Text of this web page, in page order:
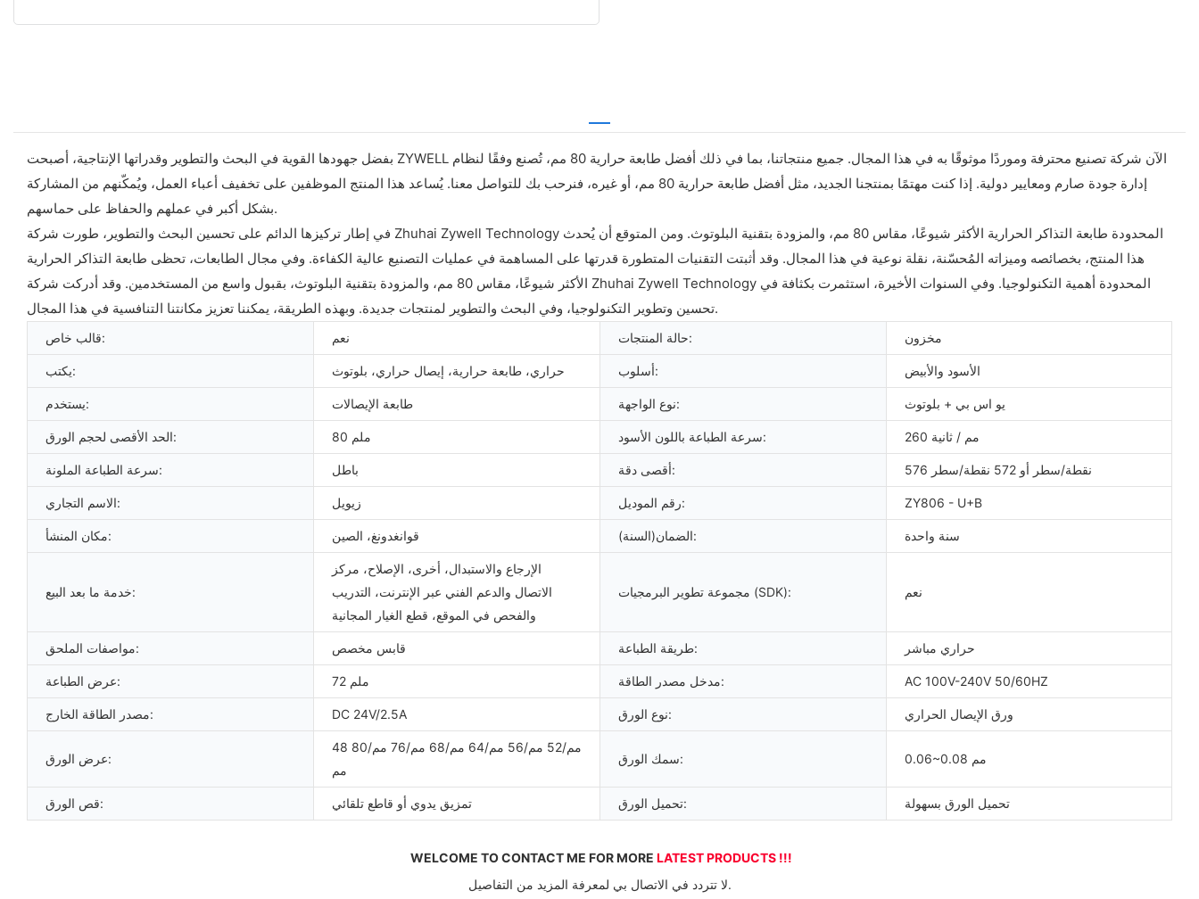
بفضل جهودها القوية في البحث والتطوير وقدراتها الإنتاجية، أصبحت ZYWELL الآن شركة تصنيع محترفة وموردًا موثوقًا به في هذا المجال. جميع منتجاتنا، بما في ذلك أفضل طابعة حرارية 80 مم، تُصنع وفقًا لنظام
إدارة جودة صارم ومعايير دولية. إذا كنت مهتمًا بمنتجنا الجديد، مثل أفضل طابعة حرارية 80 مم، أو غيره، فنرحب بك للتواصل معنا. يُساعد هذا المنتج الموظفين على تخفيف أعباء العمل، ويُمكّنهم من المشاركة
بشكل أكبر في عملهم والحفاظ على حماسهم.
في إطار تركيزها الدائم على تحسين البحث والتطوير، طورت شركة Zhuhai Zywell Technology المحدودة طابعة التذاكر الحرارية الأكثر شيوعًا، مقاس 80 مم، والمزودة بتقنية البلوتوث. ومن المتوقع أن يُحدث
هذا المنتج، بخصائصه وميزاته المُحسّنة، نقلة نوعية في هذا المجال. وقد أثبتت التقنيات المتطورة قدرتها على المساهمة في عمليات التصنيع عالية الكفاءة. وفي مجال الطابعات، تحظى طابعة التذاكر الحرارية
الأكثر شيوعًا، مقاس 80 مم، والمزودة بتقنية البلوتوث، بقبول واسع من المستخدمين. وقد أدركت شركة Zhuhai Zywell Technology المحدودة أهمية التكنولوجيا. وفي السنوات الأخيرة، استثمرت بكثافة في
تحسين وتطوير التكنولوجيا، وفي البحث والتطوير لمنتجات جديدة. وبهذه الطريقة، يمكننا تعزيز مكانتنا التنافسية في هذا المجال.
قالب خاص: نعم حالة المنتجات: مخزون
يكتب: حراري، طابعة حرارية، إيصال حراري، بلوتوث أسلوب: الأسود والأبيض
يستخدم: طابعة الإيصالات نوع الواجهة: يو اس بي + بلوتوث
الحد الأقصى لحجم الورق: 80 ملم سرعة الطباعة باللون الأسود: 260 مم / ثانية
سرعة الطباعة الملونة: باطل أقصى دقة: 576 نقطة/سطر أو 572 نقطة/سطر
الاسم التجاري: زيويل رقم الموديل: ZY806 - U+B
مكان المنشأ: قوانغدونغ، الصين الضمان(السنة): سنة واحدة
خدمة ما بعد البيع:
الإرجاع والاستبدال، أخرى، الإصلاح، مركز
الاتصال والدعم الفني عبر الإنترنت، التدريب
والفحص في الموقع، قطع الغيار المجانية
مجموعة تطوير البرمجيات (SDK): نعم
مواصفات الملحق: قابس مخصص طريقة الطباعة: حراري مباشر
عرض الطباعة: 72 ملم مدخل مصدر الطاقة: AC 100V-240V 50/60HZ
مصدر الطاقة الخارج: DC 24V/2.5A نوع الورق: ورق الإيصال الحراري
عرض الورق:
48 مم/52 مم/56 مم/64 مم/68 مم/76 مم/80
مم
سمك الورق: 0.06~0.08 مم
قص الورق: تمزيق يدوي أو قاطع تلقائي تحميل الورق: تحميل الورق بسهولة
WELCOME TO CONTACT ME FOR MORE LATEST PRODUCTS !!!
لا تتردد في الاتصال بي لمعرفة المزيد من التفاصيل.